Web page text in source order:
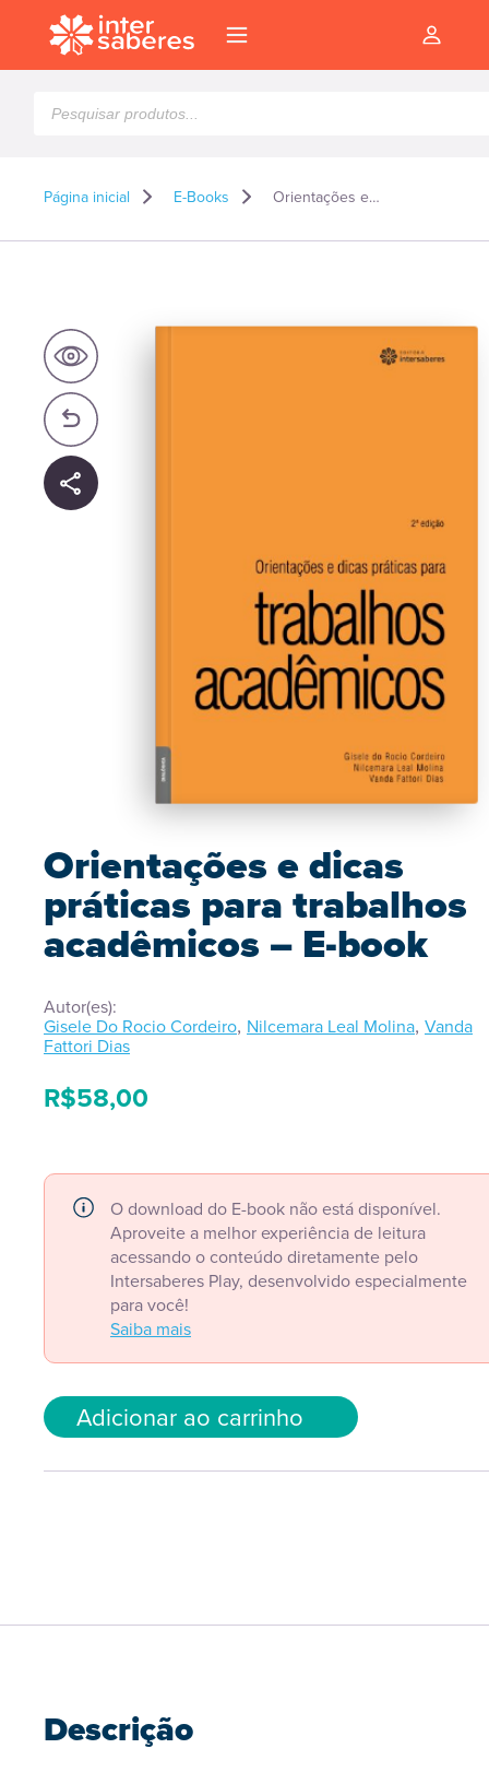
produtos
Página inicial E-Books Orientações e dicas práticas para trabalhos acadêmicos – E-book
Orientações e dicas
práticas para trabalhos
acadêmicos – E-book
Autor(es):
Gisele Do Rocio Cordeiro, Nilcemara Leal Molina, Vanda
Fattori Dias
R$58,00
O download do E-book não está disponível.
Aproveite a melhor experiência de leitura
acessando o conteúdo diretamente pelo
Intersaberes Play, desenvolvido especialmente
para você!
Saiba mais
Adicionar ao carrinho
Descrição